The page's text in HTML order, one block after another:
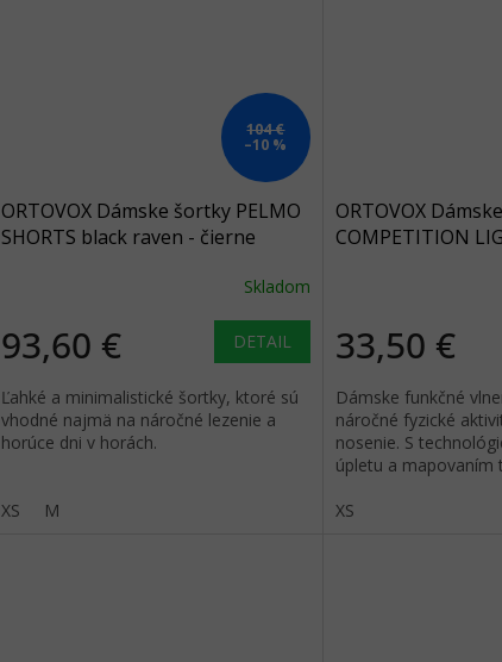
104 €
–10 %
ORTOVOX Dámske šortky PELMO
SHORTS black raven - čierne
Skladom
93,60 € DETAIL
Ľahké a minimalistické šortky, ktoré sú
vhodné najmä na náročné lezenie a
horúce dni v horách.
XS M
ORTOVOX
COMPETITION
33,50 €
Dámske funkčné
náročné fyzické
nosenie. S
úpletu a mapovaním
XS